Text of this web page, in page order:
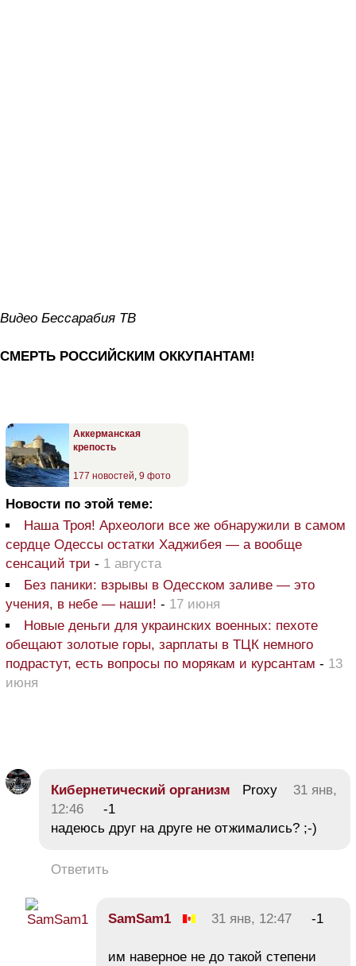
Видео Бессарабия ТВ
СМЕРТЬ РОССИЙСКИМ ОККУПАНТАМ!
Аккерманская
крепость
177 новостей, 9 фото
Новости по этой теме:
Наша Троя! Археологи все же обнаружили в самом
сердце Одессы остатки Хаджибея — а вообще
сенсаций три - 1 августа
Без паники: взрывы в Одесском заливе — это
учения, в небе — наши! - 17 июня
Новые деньги для украинских военных: пехоте
обещают золотые горы, зарплаты в ТЦК немного
подрастут, есть вопросы по морякам и курсантам - 13
июня
Кибернетический организм Proxy
31 янв,
12:46
-1
надеюсь друг на друге не отжимались? ;-)
Ответить
SamSam1 31 янв, 12:47 -1
им наверное не до такой степени